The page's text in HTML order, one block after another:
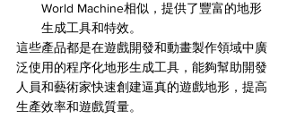
World Machine相似，提供了豐富的地形
生成工具和特效。
這些產品都是在遊戲開發和動畫製作領域中廣
泛使用的程序化地形生成工具，能夠幫助開發
人員和藝術家快速創建逼真的遊戲地形，提高
生產效率和遊戲質量。